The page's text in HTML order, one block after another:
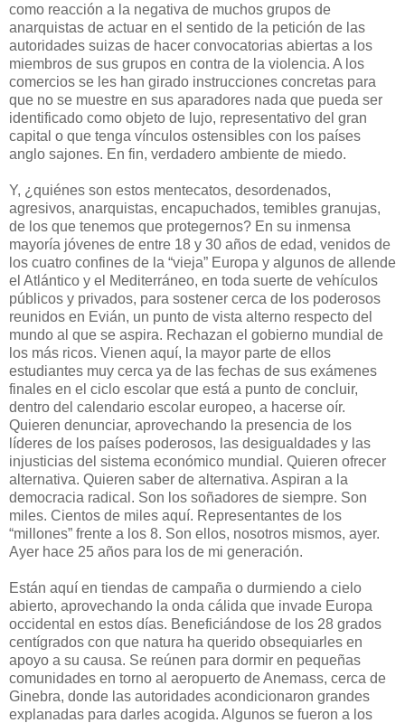
como reacción a la negativa de muchos grupos de
anarquistas de actuar en el sentido de la petición de las
autoridades suizas de hacer convocatorias abiertas a los
miembros de sus grupos en contra de la violencia. A los
comercios se les han girado instrucciones concretas para
que no se muestre en sus aparadores nada que pueda ser
identificado como objeto de lujo, representativo del gran
capital o que tenga vínculos ostensibles con los países
anglo sajones. En fin, verdadero ambiente de miedo.
Y, ¿quiénes son estos mentecatos, desordenados,
agresivos, anarquistas, encapuchados, temibles granujas,
de los que tenemos que protegernos? En su inmensa
mayoría jóvenes de entre 18 y 30 años de edad, venidos de
los cuatro confines de la “vieja” Europa y algunos de allende
el Atlántico y el Mediterráneo, en toda suerte de vehículos
públicos y privados, para sostener cerca de los poderosos
reunidos en Evián, un punto de vista alterno respecto del
mundo al que se aspira. Rechazan el gobierno mundial de
los más ricos. Vienen aquí, la mayor parte de ellos
estudiantes muy cerca ya de las fechas de sus exámenes
finales en el ciclo escolar que está a punto de concluir,
dentro del calendario escolar europeo, a hacerse oír.
Quieren denunciar, aprovechando la presencia de los
líderes de los países poderosos, las desigualdades y las
injusticias del sistema económico mundial. Quieren ofrecer
alternativa. Quieren saber de alternativa. Aspiran a la
democracia radical. Son los soñadores de siempre. Son
miles. Cientos de miles aquí. Representantes de los
“millones” frente a los 8. Son ellos, nosotros mismos, ayer.
Ayer hace 25 años para los de mi generación.
Están aquí en tiendas de campaña o durmiendo a cielo
abierto, aprovechando la onda cálida que invade Europa
occidental en estos días. Beneficiándose de los 28 grados
centígrados con que natura ha querido obsequiarles en
apoyo a su causa. Se reúnen para dormir en pequeñas
comunidades en torno al aeropuerto de Anemass, cerca de
Ginebra, donde las autoridades acondicionaron grandes
explanadas para darles acogida. Algunos se fueron a los